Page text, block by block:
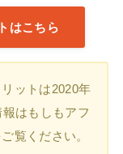
はこちら
ットは2020年
はもしもアフ
覧ください。